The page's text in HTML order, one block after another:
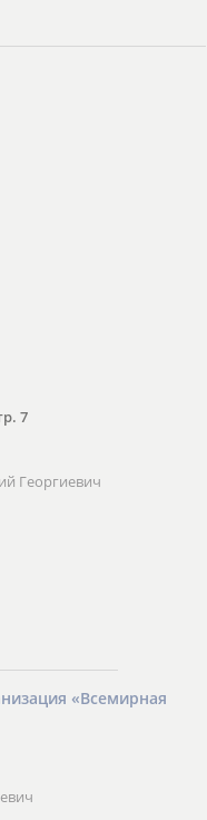
7
Георгиевич
«Всемирная